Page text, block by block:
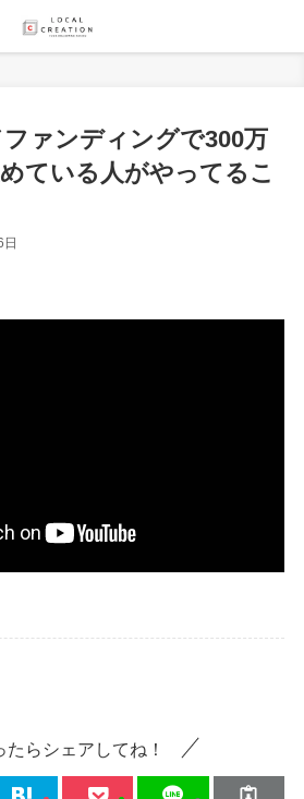
ァンディングで300万
ている人がやってるこ
たらシェアしてね！